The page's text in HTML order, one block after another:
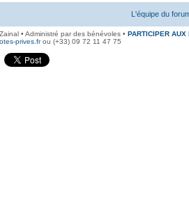
L'équipe du
• Administré par des bénévoles • PARTICIPER AUX
prives.frou (+33) 09 72 11 47 75